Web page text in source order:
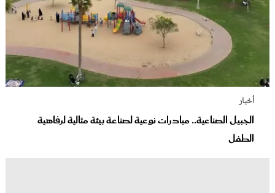
أخبار
الجبيل الصناعية.. مبادرات نوعية لصناعة بيئة مثالية لرفاهية
الطفل